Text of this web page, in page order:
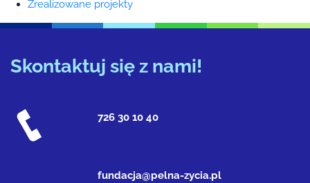
Zrealizowane projekty
Skontaktuj się z nami!
726 30 10 40
fundacja@pelna-zycia.pl